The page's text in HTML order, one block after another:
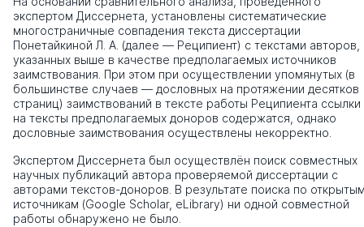
экспертом Диссернета, установлены систематические
многостраничные совпадения текста диссертации
Понетайкиной Л. А. (далее — Реципиент) с текстами авторов,
указанных выше в качестве предполагаемых источников
заимствования. При этом при осуществлении упомянутых (в
большинстве случаев — дословных на протяжении десятков
страниц) заимствований в тексте работы Реципиента ссылки
на тексты предполагаемых доноров содержатся, однако
дословные заимствования осуществлены некорректно.
Экспертом Диссернета был осуществлён поиск совместных
научных публикаций автора проверяемой диссертации с
авторами текстов-доноров. В результате поиска по
источникам (Google Scholar, eLibrary) ни одной совместной
работы обнаружено не было.